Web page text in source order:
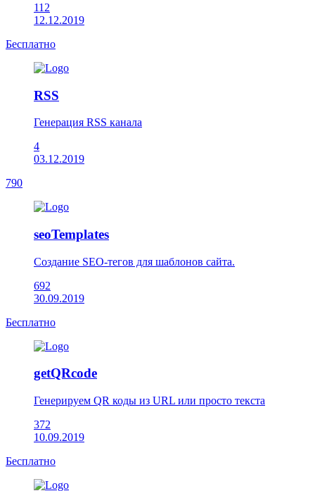
112
12.12.2019
Бесплатно
RSS
Генерация RSS канала
4
03.12.2019
790
seoTemplates
Создание SEO-тегов для шаблонов сайта.
692
30.09.2019
Бесплатно
getQRcode
Генерируем QR коды из URL или просто текста
372
10.09.2019
Бесплатно